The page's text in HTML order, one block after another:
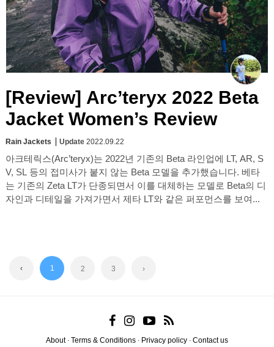
[Review] Arc’teryx 2022 Beta
Jacket Women’s Review
Rain Jackets Update 2022.09.22
아크테릭스(Arc’teryx)는 2022년 기존의 Beta 라인업에 LT, AR, S
V, SL 등의 접미사가 붙지 않는 Beta 모델을 추가했습니다. 베타
는 기존의 Zeta LT가 단종되면서 이를 대체하는 모델로 Beta의 디
자인과 디테일을 가져가면서 제타 LT와 같은 퍼포먼스를 보여...
‹ 1 2 3 ›
About· Terms & Conditions · Privacy policy · Contact us